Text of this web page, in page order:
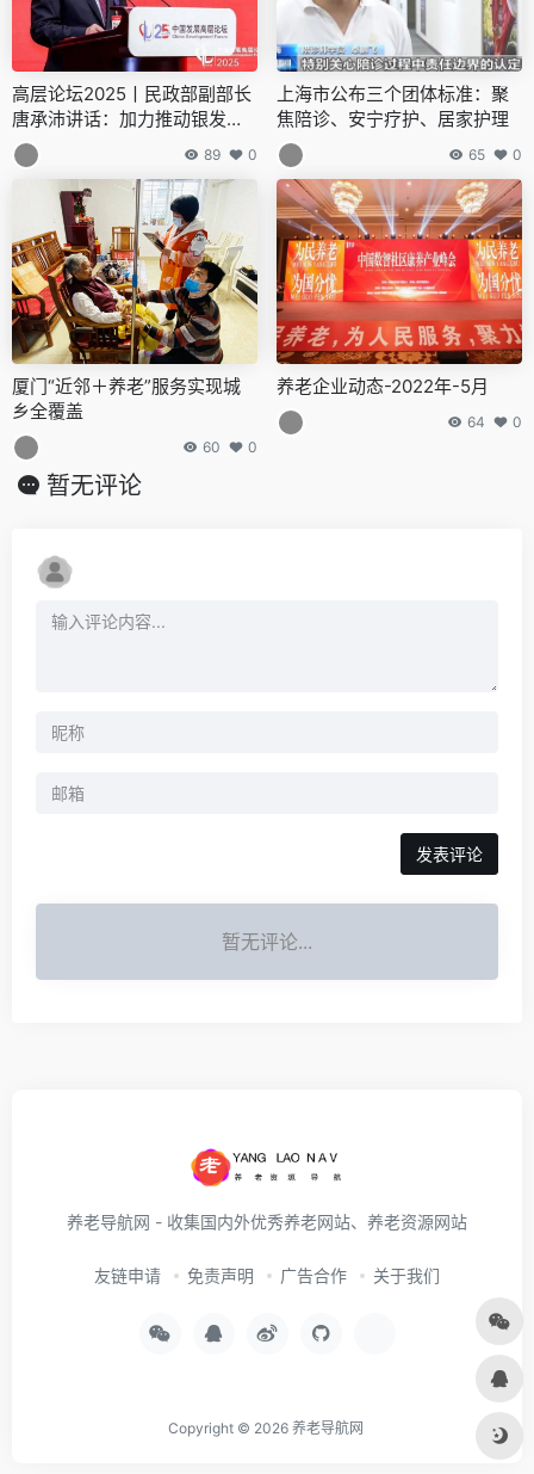
高层论坛2025丨民政部副部长
唐承沛讲话：加力推动银发经
济提质扩容
89 0
上海市公布三个团体标准：聚
焦陪诊、安宁疗护、居家护理
65 0
厦门“近邻＋养老”服务实现城
乡全覆盖
60 0
养老企业动态-2022年-5月
64 0
暂无评论
发表评论
暂无评论...
养老导航网 - 收集国内外优秀养老网站、养老资源网站
友链申请 免责声明 广告合作 关于我们
Copyright © 2026 养老导航网